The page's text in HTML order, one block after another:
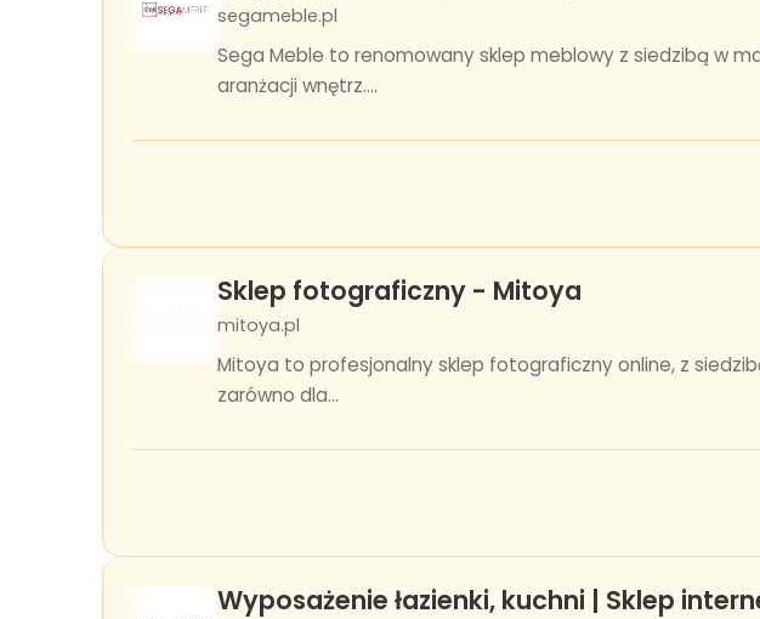
segameble.pl
Sega Meble to renomowany sklep meblowy z siedzibą w
aranżacji wnętrz....
Sklep fotograficzny - Mitoya
mitoya.pl
Mitoya to profesjonalny sklep fotograficzny online, z
zarówno dla...
Wyposażenie łazienki, kuchni | Sklep